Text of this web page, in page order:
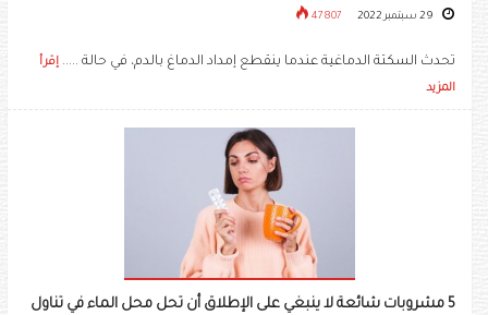
47807
تحدث السكتة الدماغية عندما ينقطع إمداد الدماغ بالدم، في حالة ..... إقرأ
المزيد
5 مشروبات شائعة لا ينبغي على الإطلاق أن تحل محل الماء في تناول